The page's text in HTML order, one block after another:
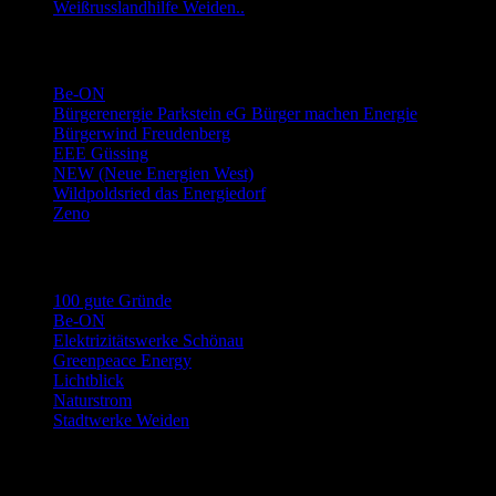
Weißrusslandhilfe Weiden..
Be-ON
Bürgerenergie Parkstein eG Bürger machen Energie
Bürgerwind Freudenberg
EEE Güssing
NEW (Neue Energien West)
Wildpoldsried das Energiedorf
Zeno
100 gute Gründe
Be-ON
Elektrizitätswerke Schönau
Greenpeace Energy
Lichtblick
Naturstrom
Stadtwerke Weiden